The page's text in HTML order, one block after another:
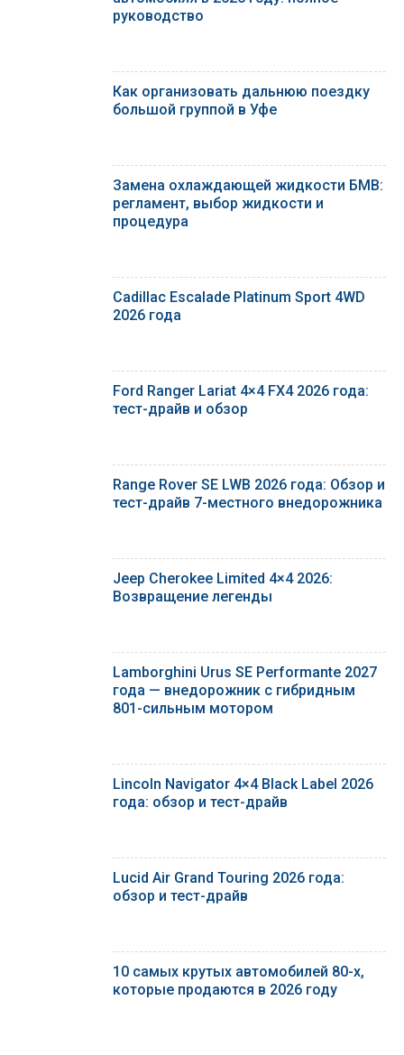
руководство
Как организовать дальнюю поездку
большой группой в Уфе
Замена охлаждающей жидкости БМВ:
регламент, выбор жидкости и
процедура
Cadillac Escalade Platinum Sport 4WD
2026 года
Ford Ranger Lariat 4×4 FX4 2026 года:
тест-драйв и обзор
Range Rover SE LWB 2026 года: Обзор и
тест-драйв 7-местного внедорожника
Jeep Cherokee Limited 4×4 2026:
Возвращение легенды
Lamborghini Urus SE Performante 2027
года — внедорожник с гибридным
801-сильным мотором
Lincoln Navigator 4×4 Black Label 2026
года: обзор и тест-драйв
Lucid Air Grand Touring 2026 года:
обзор и тест-драйв
10 самых крутых автомобилей 80-х,
которые продаются в 2026 году